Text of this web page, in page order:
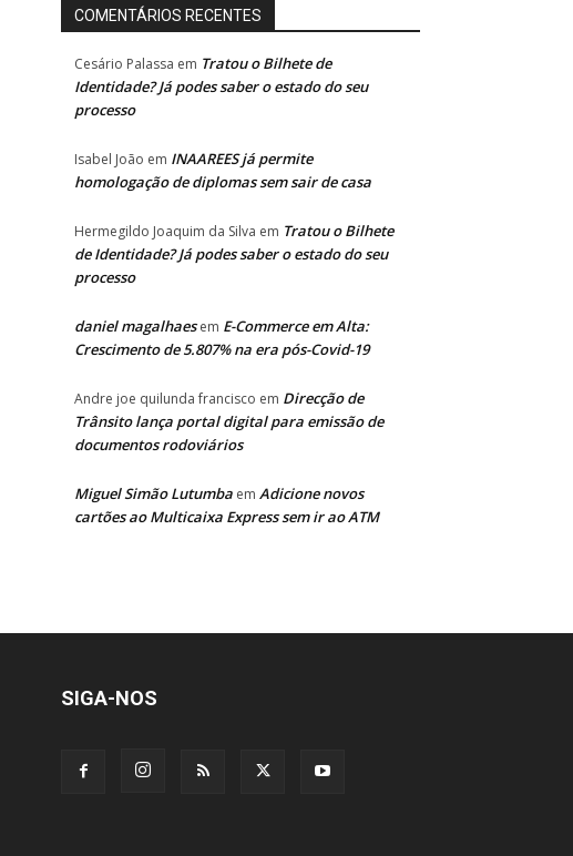
COMENTÁRIOS RECENTES
Cesário Palassa em Tratou o Bilhete de
Identidade? Já podes saber o estado do seu
processo
Isabel João em INAAREES já permite
homologação de diplomas sem sair de casa
Hermegildo Joaquim da Silva em Tratou o Bilhete
de Identidade? Já podes saber o estado do seu
processo
daniel magalhaesem E-Commerce em Alta:
Crescimento de 5.807% na era pós-Covid-19
Andre joe quilunda francisco em Direcção de
Trânsito lança portal digital para emissão de
documentos rodoviários
Miguel Simão Lutumba em Adicione novos
cartões ao Multicaixa Express sem ir ao ATM
SIGA-NOS